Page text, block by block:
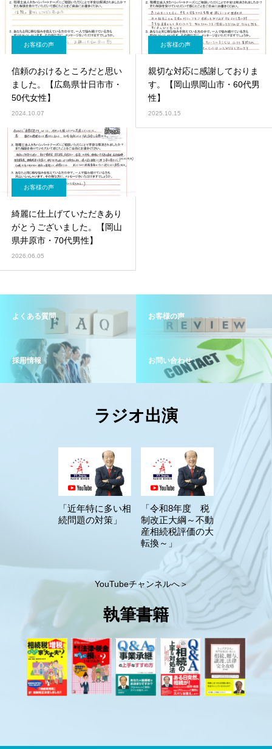
お客様の声
信頼のおけるところだと思い
ました。【広島県廿日市市・
50代女性】
2024.10.07
お客様の声
親切な対応に感謝しておりま
す。【岡山県岡山市・60代男
性】
2025.10.15
お客様の声
綺麗に仕上げていただきあり
がとうございました。【岡山
県井原市・70代男性】
2026.06.05
よくある質問 お客様の声
採用情報 お問い合わせ
ラジオ出演
「近年特に多い相
続問題の対策」
「令和8年度 税
制改正大綱～不動
産相続税評価の大
転換～」
YouTubeチャンネルへ＞
執筆書籍